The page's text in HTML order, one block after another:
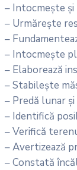
– Intocmește
– Urmărește
–
– Intocmește
– Elaborează
– Stabilește
– Predă lunar
– Identifică
– Verifică
– Avertizează
– Constată